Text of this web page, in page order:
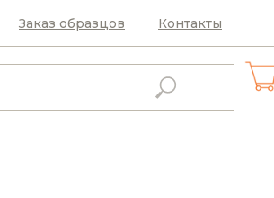
Контакты
Заказ образцов